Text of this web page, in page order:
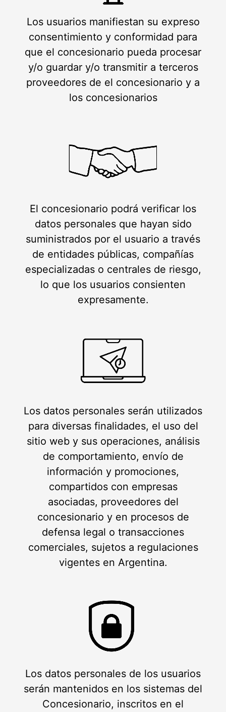
Los usuarios manifiestan su expreso
consentimiento y conformidad para
que el concesionario pueda procesar
y/o guardar y/o transmitir a terceros
proveedores de el concesionario y a
los concesionarios
El concesionario podrá verificar los
datos personales que hayan sido
suministrados por el usuario a través
de entidades públicas, compañías
especializadas o centrales de riesgo,
lo que los usuarios consienten
expresamente.
Los datos personales serán utilizados
para diversas finalidades, el uso del
sitio web y sus operaciones, análisis
de comportamiento, envío de
información y promociones,
compartidos con empresas
asociadas, proveedores del
concesionario y en procesos de
defensa legal o transacciones
comerciales, sujetos a regulaciones
vigentes en Argentina.
Los datos personales de los usuarios
serán mantenidos en los sistemas del
Concesionario, inscritos en el